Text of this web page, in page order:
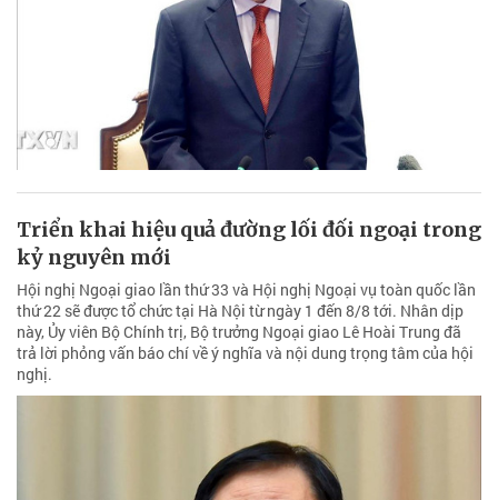
Triển khai hiệu quả đường lối đối ngoại trong
kỷ nguyên mới
Hội nghị Ngoại giao lần thứ 33 và Hội nghị Ngoại vụ toàn quốc lần
thứ 22 sẽ được tổ chức tại Hà Nội từ ngày 1 đến 8/8 tới. Nhân dịp
này, Ủy viên Bộ Chính trị, Bộ trưởng Ngoại giao Lê Hoài Trung đã
trả lời phỏng vấn báo chí về ý nghĩa và nội dung trọng tâm của hội
nghị.